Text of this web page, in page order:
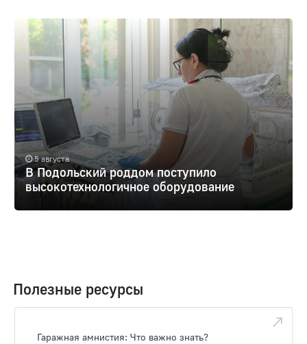
5 августа
В Подольский роддом поступило
высокотехнологичное оборудование
Полезные ресурсы
Гаражная амнистия: Что важно знать?